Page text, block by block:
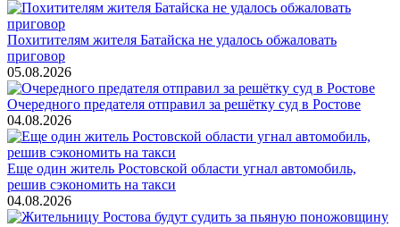
Похитителям жителя Батайска не удалось обжаловать
приговор
05.08.2026
Очередного предателя отправил за решётку суд в Ростове
04.08.2026
Еще один житель Ростовской области угнал автомобиль,
решив сэкономить на такси
04.08.2026